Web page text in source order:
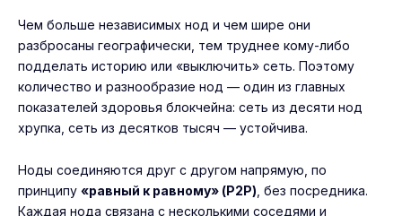
Чем больше независимых нод и чем шире они
разбросаны географически, тем труднее кому-либо
подделать историю или «выключить» сеть. Поэтому
количество и разнообразие нод — один из главных
показателей здоровья блокчейна: сеть из десяти нод
хрупка, сеть из десятков тысяч — устойчива.
Ноды соединяются друг с другом напрямую, по
принципу «равный к равному» (P2P) , без посредника.
Каждая нода связана с несколькими соседями и